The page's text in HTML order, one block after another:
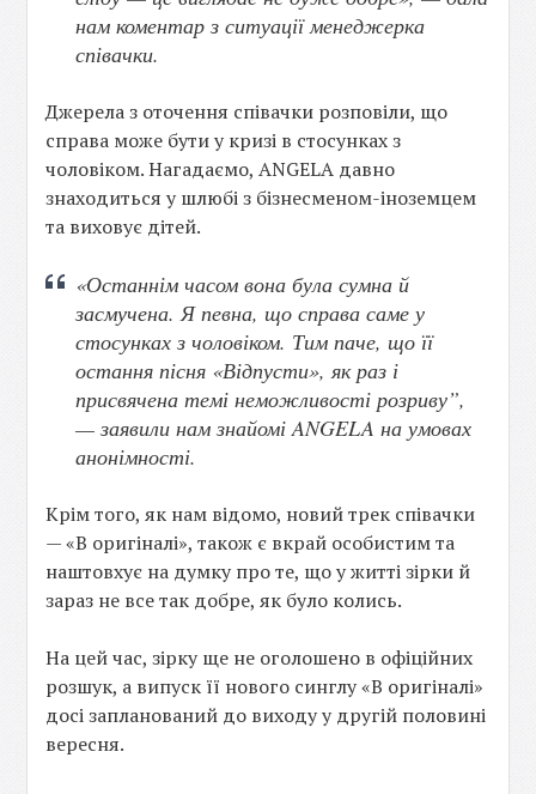
нам коментар з ситуації менеджерка
співачки.
Джерела з оточення співачки розповіли, що
справа може бути у кризі в стосунках з
чоловіком. Нагадаємо, ANGELA давно
знаходиться у шлюбі з бізнесменом-іноземцем
та виховує дітей.
«Останнім часом вона була сумна й
засмучена. Я певна, що справа саме у
стосунках з чоловіком. Тим паче, що її
остання пісня «Відпусти», як раз і
присвячена темі неможливості розриву”,
— заявили нам знайомі ANGELA на умовах
анонімності.
Крім того, як нам відомо, новий трек співачки
— «В оригіналі», також є вкрай особистим та
наштовхує на думку про те, що у житті зірки й
зараз не все так добре, як було колись.
На цей час, зірку ще не оголошено в офіційних
розшук, а випуск її нового синглу «В оригіналі»
досі запланований до виходу у другій половині
вересня.